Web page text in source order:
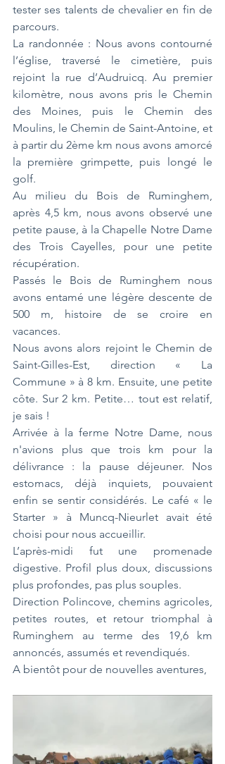
tester ses talents de chevalier en fin de
parcours.
La randonnée : Nous avons contourné
l’église, traversé le cimetière, puis
rejoint la rue d’Audruicq. Au premier
kilomètre, nous avons pris le Chemin
des Moines, puis le Chemin des
Moulins, le Chemin de Saint-Antoine, et
à partir du 2ème km nous avons amorcé
la première grimpette, puis longé le
golf.
Au milieu du Bois de Ruminghem,
après 4,5 km, nous avons observé une
petite pause, à la Chapelle Notre Dame
des Trois Cayelles, pour une petite
récupération.
Passés le Bois de Ruminghem nous
avons entamé une légère descente de
500 m, histoire de se croire en
vacances.
Nous avons alors rejoint le Chemin de
Saint-Gilles-Est, direction « La
Commune » à 8 km. Ensuite, une petite
côte. Sur 2 km. Petite… tout est relatif,
je sais !
Arrivée à la ferme Notre Dame, nous
n'avions plus que trois km pour la
délivrance : la pause déjeuner. Nos
estomacs, déjà inquiets, pouvaient
enfin se sentir considérés. Le café « le
Starter » à Muncq-Nieurlet avait été
choisi pour nous accueillir.
L’après-midi fut une promenade
digestive. Profil plus doux, discussions
plus profondes, pas plus souples.
Direction Polincove, chemins agricoles,
petites routes, et retour triomphal à
Ruminghem au terme des 19,6 km
annoncés, assumés et revendiqués.
A bientôt pour de nouvelles aventures,